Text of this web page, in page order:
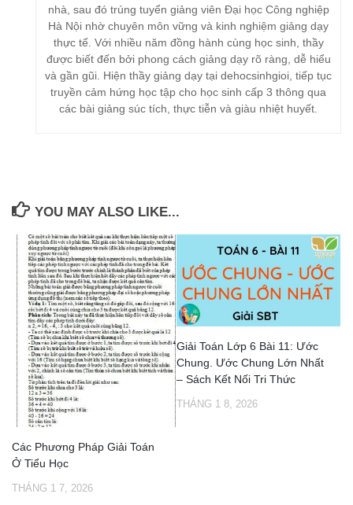
nhà, sau đó trúng tuyển giảng viên Đại học Công nghiệp
Hà Nội nhờ chuyên môn vững và kinh nghiệm giảng dạy
thực tế. Với nhiều năm đồng hành cùng học sinh, thầy
được biết đến bởi phong cách giảng dạy rõ ràng, dễ hiểu
và gần gũi. Hiện thầy giảng dạy tại dehocsinhgioi, tiếp tục
truyền cảm hứng học tập cho học sinh cấp 3 thông qua
các bài giảng súc tích, thực tiễn và giàu nhiệt huyết.
YOU MAY ALSO LIKE...
Các Phương Pháp Giải Toán
Ở Tiểu Học
THÁNG 1 7, 2026
Giải Toán Lớp 6 Bài 11: Ước
Chung. Ước Chung Lớn Nhất
– Sách Kết Nối Tri Thức
THÁNG 1 8, 2026